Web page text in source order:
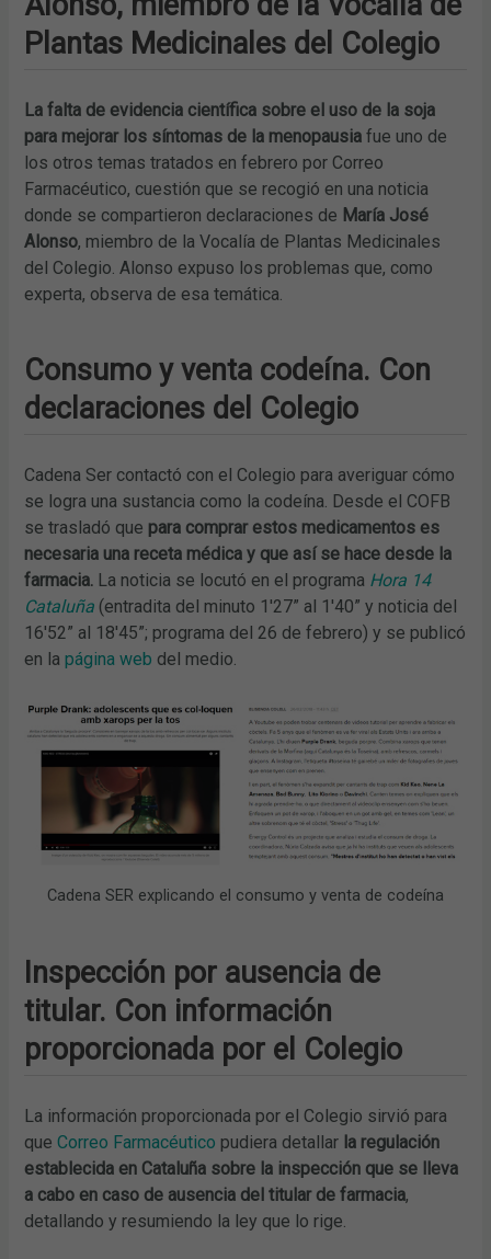
Plantas Medicinales del Colegio
La falta de evidencia científica sobre el uso de la soja
para mejorar los síntomas de la menopausiafue uno de
los otros temas tratados en febrero por Correo
Farmacéutico, cuestión que se recogió en una noticia
donde se compartieron declaraciones de María José
Alonso, miembro de la Vocalía de Plantas Medicinales
del Colegio. Alonso expuso los problemas que, como
experta, observa de esa temática.
Consumo y venta codeína. Con
declaraciones del Colegio
Cadena Ser contactó con el Colegio para averiguar cómo
se logra una sustancia como la codeína. Desde el COFB
se trasladó que para comprar estos medicamentos es
necesaria una receta médica y que así se hace desde la
farmacia. La noticia se locutó en el programa Hora 14
Cataluña (entradita del minuto 1'27” al 1'40” y noticia del
16'52” al 18'45”; programa del 26 de febrero) y se publicó
en lapágina web del medio.
Cadena SER explicando el consumo y venta de codeína
Inspección por ausencia de
titular. Con información
proporcionada por el Colegio
La información proporcionada por el Colegio sirvió para
queCorreo Farmacéutico pudiera detallar la regulación
establecida en Cataluña sobre la inspección que se lleva
a cabo en caso de ausencia del titular de farmacia,
detallando y resumiendo la ley que lo rige.